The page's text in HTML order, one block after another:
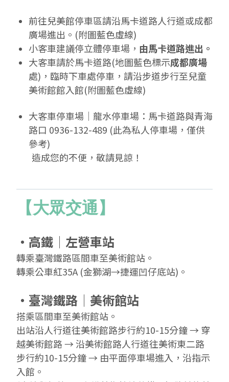
前往兒美館停車區請沿馬卡道路人行道或成都
廣場進出。(附圖藍色虛線)
小客車建議停立體停車場， 由馬卡道路進出。
大客車請於馬卡道路(地圖藍色標示成都廣場
處)，臨時下車處停車，請沿步道步行至兒童
美術館館入館(附圖藍色虛線)
大客車停車場│龍水停車場：馬卡道路與青海
路口 0936-132-489 (此為私人停車場，僅供
參考)
造成您的不便，敬請見諒！
【大眾交通】
‧高鐵│左營車站
轉乘臺灣鐵路區間車至美術館站。
轉乘公車紅35A (金獅湖→捷運凹仔底站) 。
‧臺灣鐵路│美術館站
搭乘區間車至美術館站。
出站沿人行道往美術館路步行約10-15分鐘→ 穿
越美術館路 → 沿美術館路人行道往美術東二路
步行約10-15分鐘 → 由平面停車場進入，沿指示
入館。